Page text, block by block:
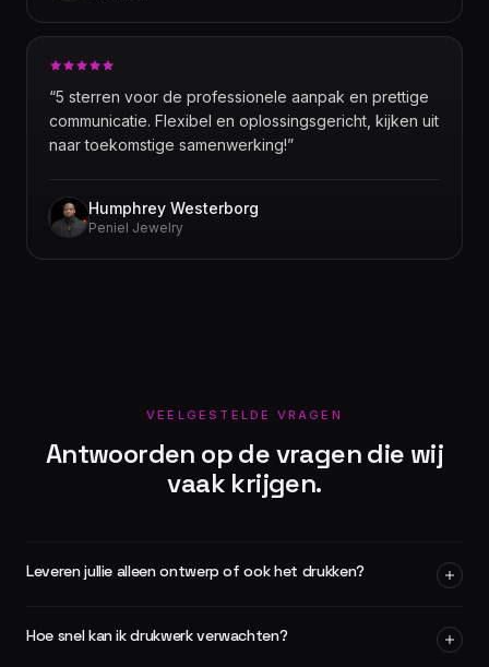
“5 sterren voor de professionele aanpak en prettige
communicatie. Flexibel en oplossingsgericht, kijken uit
naar toekomstige samenwerking!”
Humphrey Westerborg
Peniel Jewelry
VEELGESTELDE VRAGEN
Antwoorden op de vragen die wij
vaak krijgen.
Leveren jullie alleen ontwerp of ook het drukken?
Hoe snel kan ik drukwerk verwachten?